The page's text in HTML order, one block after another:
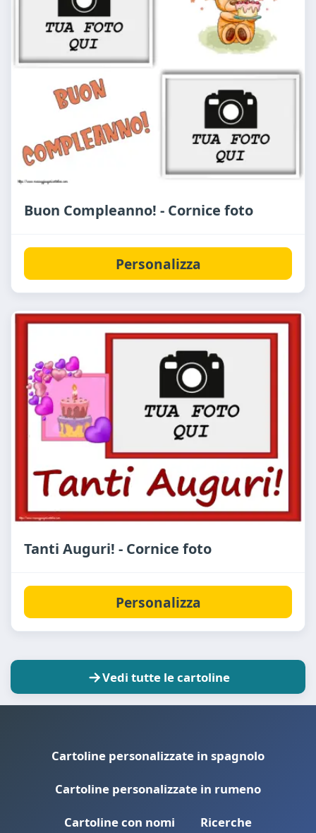
Buon Compleanno! - Cornice foto
Personalizza
Tanti Auguri! - Cornice foto
Personalizza
Vedi tutte le cartoline
Cartoline personalizzate in spagnolo
Cartoline personalizzate in rumeno
Cartoline con nomi Ricerche